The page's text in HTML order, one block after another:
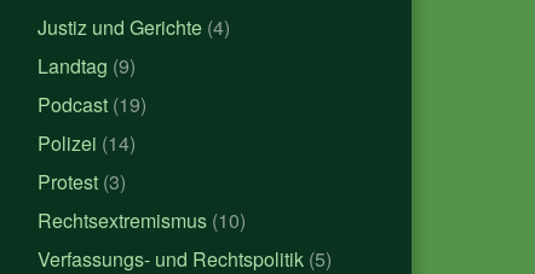
Justiz und Gerichte (4)
Landtag (9)
Podcast (19)
Polizei (14)
Protest (3)
Rechtsextremismus (10)
Verfassungs- und Rechtspolitik (5)